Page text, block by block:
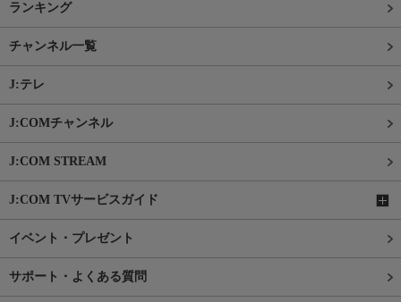
ランキング
チャンネル一覧
J:テレ
J:COMチャンネル
J:COM STREAM
J:COM TVサービスガイド
イベント・プレゼント
サポート・よくある質問